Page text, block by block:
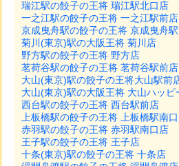
瑞江駅の餃子の王将 瑞江駅北口店
一之江駅の餃子の王将 一之江駅前店
京成曳舟駅の餃子の王将 京成曳舟
菊川(東京)駅の大阪王将 菊川店
野方駅の餃子の王将 野方店
茗荷谷駅の餃子の王将 茗荷谷駅前店
大山(東京)駅の餃子の王将大山駅前
大山(東京)駅の大阪王将 大山ハッピ
西台駅の餃子の王将 西台駅前店
上板橋駅の餃子の王将 上板橋駅南
赤羽駅の餃子の王将 赤羽駅南口店
王子駅の餃子の王将 王子店
十条(東京)駅の餃子の王将 十条店